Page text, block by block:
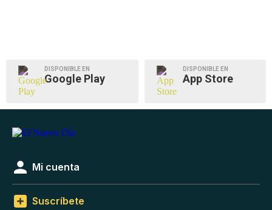
DISPONIBLE EN
Google Play
DISPONIBLE EN
App Store
Mi cuenta
Suscríbete